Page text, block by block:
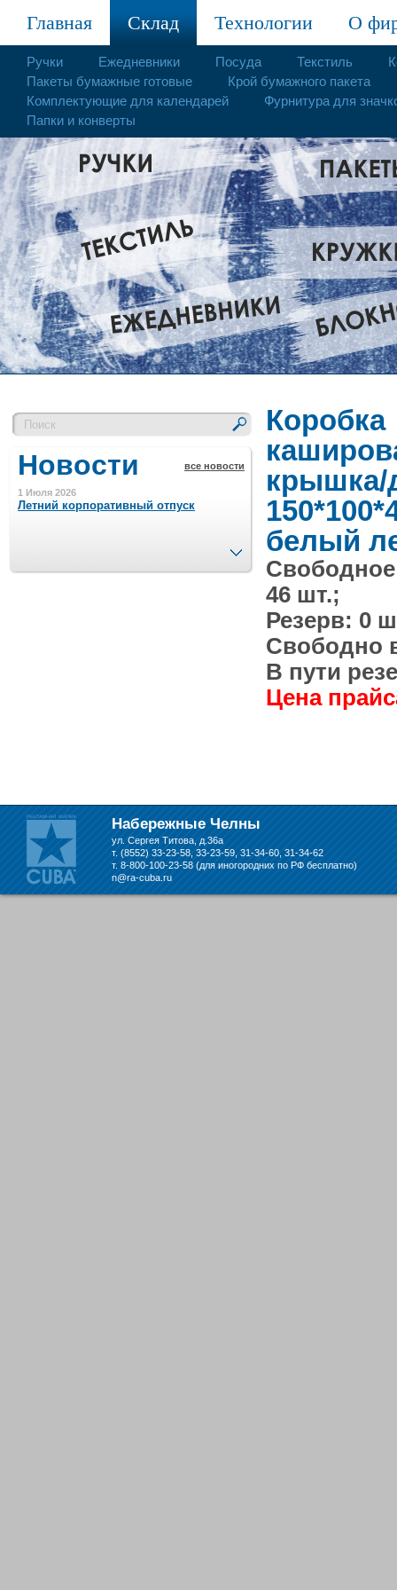
Главная Склад Технологии О
Ручки Ежедневники Посуда Текстиль
Пакеты бумажные готовые
Крой бумажного пакета
Комплектующие для календарей
Фурнитура для
Папки и конверты
Новости все новости
1 Июля 2026
Летний корпоративный отпуск
Минимальная сумма заказа 5000 р.
Набережных Челнах
След.
Коробка
крышка/
белый
46 шт.;
Резерв: 0
Свободно
В пути
Цена
Набережные Челны
ул. Сергея Титова, д.36а
т. (8552) 33-23-58, 33-23-59, 31-34-60, 31-34-62
т. 8-800-100-23-58 (для иногородних по РФ бесплатно)
n@ra-cuba.ru